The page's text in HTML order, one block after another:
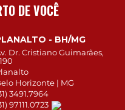
DE VOCÊ
- BH/MG
Dr. Cristiano Guimarães,
Horizonte | MG
3491.7964
97111.0723